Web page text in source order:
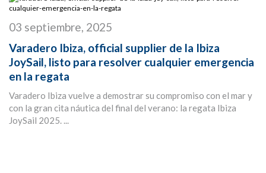
03 septiembre, 2025
Varadero Ibiza, official supplier de la Ibiza
JoySail, listo para resolver cualquier emergencia
en la regata
Varadero Ibiza vuelve a demostrar su compromiso con el mar y
con la gran cita náutica del final del verano: la regata Ibiza
JoySail 2025. ...